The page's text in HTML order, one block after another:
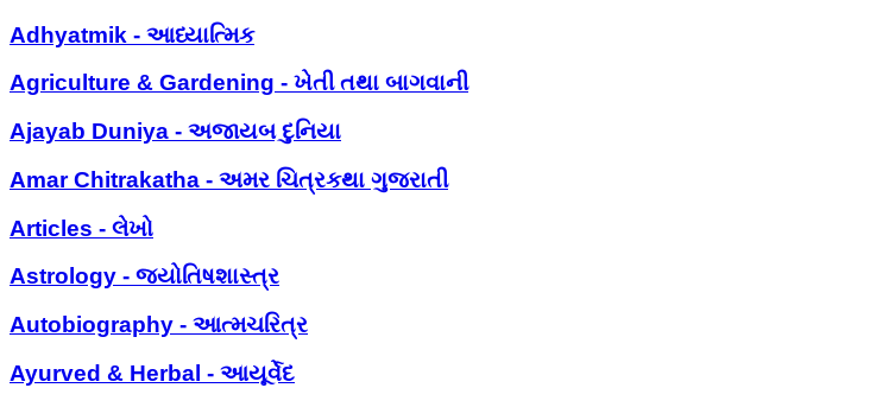
Adhyatmik - આધ્યાત્મિક
Agriculture & Gardening - ખેતી તથા બાગવાની
Ajayab Duniya - અજાયબ દુનિયા
Amar Chitrakatha - અમર ચિત્રકથા ગુજરાતી
Articles - લેખો
Astrology - જ્યોતિષશાસ્ત્ર
Autobiography - આત્મચરિત્ર
Ayurved & Herbal - આયૂર્વેદ